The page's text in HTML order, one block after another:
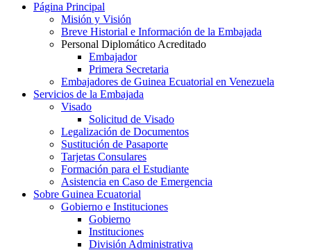
Página Principal
Misión y Visión
Breve Historial e Información de la Embajada
Personal Diplomático Acreditado
Embajador
Primera Secretaria
Embajadores de Guinea Ecuatorial en Venezuela
Servicios de la Embajada
Visado
Solicitud de Visado
Legalización de Documentos
Sustitución de Pasaporte
Tarjetas Consulares
Formación para el Estudiante
Asistencia en Caso de Emergencia
Sobre Guinea Ecuatorial
Gobierno e Instituciones
Gobierno
Instituciones
División Administrativa